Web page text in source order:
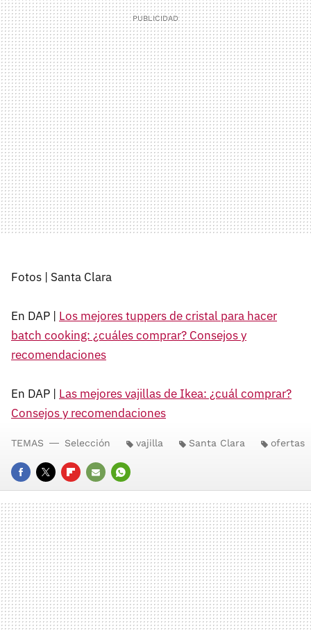
Fotos | Santa Clara
En DAP | Los mejores tuppers de cristal para hacer
batch cooking: ¿cuáles comprar? Consejos y
recomendaciones
En DAP | Las mejores vajillas de Ikea: ¿cuál comprar?
Consejos y recomendaciones
FACEBOOK
TWITTERFLIPBOARD
E-
MAIL
WHATSAPP
TEMAS Selección vajilla Santa Clara ofertas